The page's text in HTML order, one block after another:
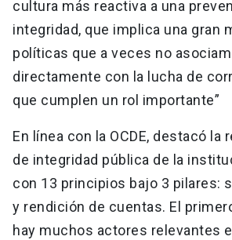
cultura más reactiva a una
integridad, que implica una gran
políticas que a veces no
directamente con la lucha de
que cumplen un rol importante”
En línea con la OCDE, destacó la
de integridad pública de la
con 13 principios bajo 3 pilares:
y rendición de cuentas. El
hay muchos actores relevantes